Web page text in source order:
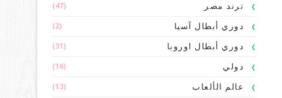
ترند مصر (47)
دوري أبطال آسيا (2)
دوري أبطال اوروبا (31)
دولي (16)
عالم الألعاب (13)